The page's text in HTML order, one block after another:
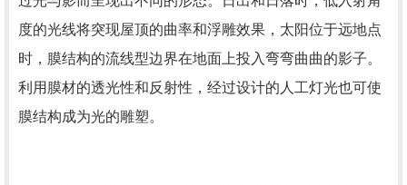
度的光线将突现屋顶的曲率和浮雕效果，太阳位于远地点
时，膜结构的流线型边界在地面上投入弯弯曲曲的影子。
利用膜材的透光性和反射性，经过设计的人工灯光也可使
膜结构成为光的雕塑。